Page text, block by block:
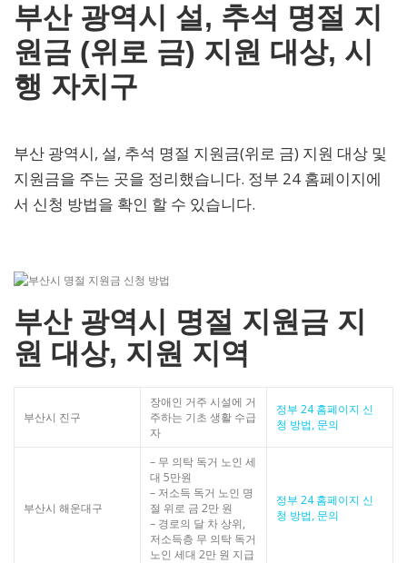
부산 광역시 설, 추석 명절 지
원금 (위로 금) 지원 대상, 시
행 자치구
부산 광역시, 설, 추석 명절 지원금(위로 금) 지원 대상 및
지원금을 주는 곳을 정리했습니다. 정부 24 홈페이지에
서 신청 방법을 확인 할 수 있습니다.
부산 광역시 명절 지원금 지
원 대상, 지원 지역
부산시 진구
장애인 거주 시설에 거
주하는 기초 생활 수급
자
정부 24 홈페이지 신
청 방법, 문의
부산시 해운대구
– 무 의탁 독거 노인 세
대 5만원
– 저소득 독거 노인 명
절 위로 금 2만 원
– 경로의 달 차 상위,
저소득층 무 의탁 독거
노인 세대 2만 원 지급
정부 24 홈페이지 신
청 방법, 문의